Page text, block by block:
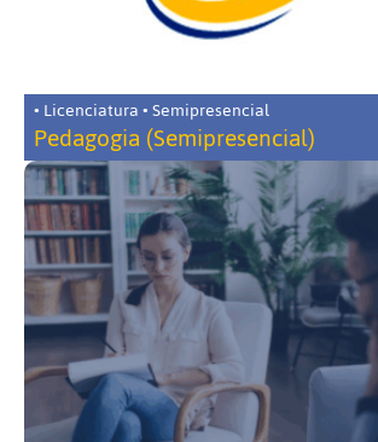
• Licenciatura • Semipresencial
Pedagogia (Semipresencial)